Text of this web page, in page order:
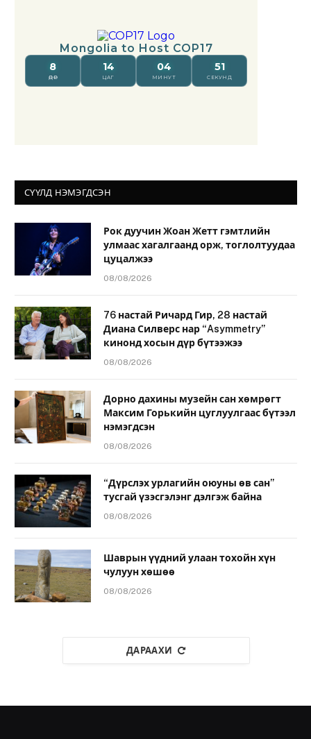
СҮҮЛД НЭМЭГДСЭН
Рок дуучин Жоан Жетт гэмтлийн
улмаас хагалгаанд орж, тоглолтуудаа
цуцалжээ
08/08/2026
76 настай Ричард Гир, 28 настай
Диана Силверс нар “Asymmetry”
кинонд хосын дүр бүтээжээ
08/08/2026
Дорно дахины музейн сан хөмрөгт
Максим Горькийн цуглуулгаас бүтээл
нэмэгдсэн
08/08/2026
“Дүрслэх урлагийн оюуны өв сан”
тусгай үзэсгэлэнг дэлгэж байна
08/08/2026
Шаврын үүдний улаан тохойн хүн
чулуун хөшөө
08/08/2026
ДАРААХИ